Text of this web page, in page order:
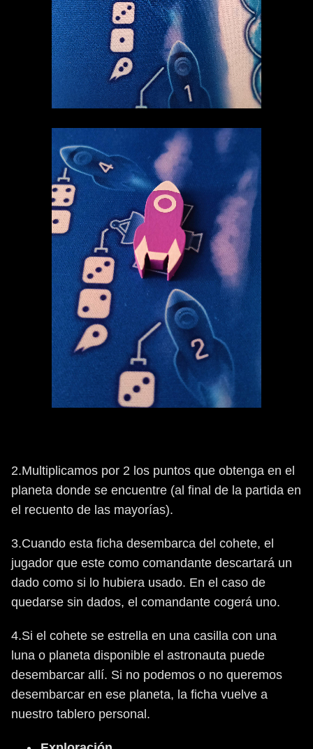
2.Multiplicamos por 2 los puntos que obtenga en el
planeta donde se encuentre (al final de la partida en
el recuento de las mayorías).
3.Cuando esta ficha desembarca del cohete, el
jugador que este como comandante descartará un
dado como si lo hubiera usado. En el caso de
quedarse sin dados, el comandante cogerá uno.
4.Si el cohete se estrella en una casilla con una
luna o planeta disponible el astronauta puede
desembarcar allí. Si no podemos o no queremos
desembarcar en ese planeta, la ficha vuelve a
nuestro tablero personal.